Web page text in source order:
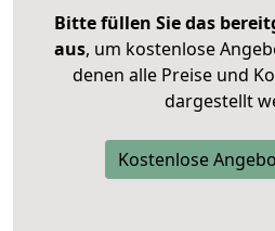
Bitte füllen Sie das
aus, um kostenlose
denen alle Preise und
dargestellt
Kostenlose